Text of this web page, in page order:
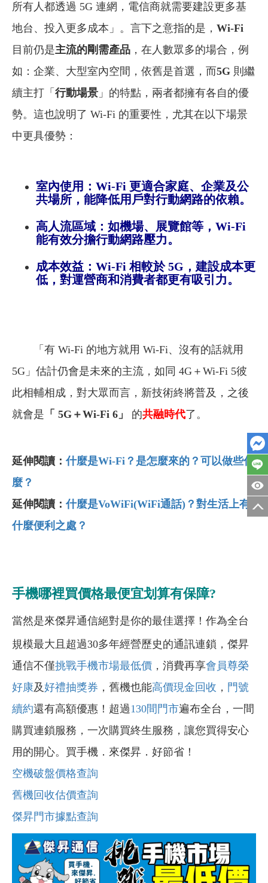
所有人都透過 5G 連網，電信商就需要建設更多基
地台、投入更多成本」。言下之意指的是， Wi-Fi
目前仍是主流的剛需產品 ，在人數眾多的場合，例
如：企業、大型室內空間，依舊是首選，而5G 則繼
續主打「 行動場景 」的特點，兩者都擁有各自的優
勢。這也說明了 Wi-Fi 的重要性，尤其在以下場景
中更具優勢：
室內使用：Wi-Fi 更適合家庭、企業及公
共場所，能降低用戶對行動網路的依賴。
高人流區域：如機場、展覽館等，Wi-Fi
能有效分擔行動網路壓力。
成本效益：Wi-Fi 相較於 5G，建設成本更
低，對運營商和消費者都更有吸引力。
「有 Wi-Fi 的地方就用 Wi-Fi、沒有的話就用
5G」估計仍會是未來的主流，如同 4G＋Wi-Fi 5彼
此相輔相成，對大眾而言，新技術終將普及，之後
就會是 「 5G＋Wi-Fi 6」 的共融時代了。
延伸閱讀：什麼是Wi-Fi？是怎麼來的？可以做些什
麼？
延伸閱讀：什麼是VoWiFi(WiFi通話) ？對生活上有
什麼便利之處？
手機哪裡買價格最便宜划算有保障?
當然是來傑昇通信絕對是你的最佳選擇！作為全台
規模最大且超過30多年經營歷史的通訊連鎖，傑昇
通信不僅挑戰手機市場最低價 ，消費再享會員尊榮
好康及好禮抽獎券 ，舊機也能高價現金回收 ， 門號
續約還有高額優惠！超過130間門市遍布全台，一間
購買連鎖服務，一次購買終生服務，讓您買得安心
用的開心。買手機．來傑昇．好節省！
空機破盤價格查詢
舊機回收估價查詢
傑昇門市據點查詢